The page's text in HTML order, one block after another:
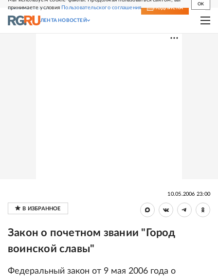
принимаете условия Пользовательского соглашения
OK
СВЕЖИЙ НОМЕР ПОДПИСКА
ЛЕНТА НОВОСТЕЙ
10.05.2006 23:00
Закон о почетном звании "Город
воинской славы"
Федеральный закон от 9 мая 2006 года о